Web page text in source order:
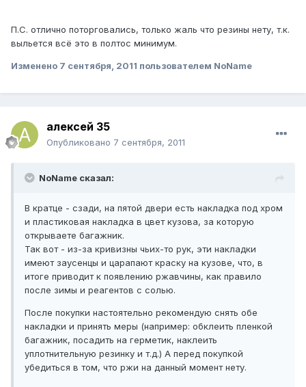
П.С. отлично поторговались, только жаль что резины нету, т.к.
выльется всё это в полтос минимум.
Изменено 7 сентября, 2011 пользователем NoName
алексей 35
Опубликовано 7 сентября, 2011
NoName сказал:
В кратце - сзади, на пятой двери есть накладка под хром
и пластиковая накладка в цвет кузова, за которую
открываете багажник.
Так вот - из-за кривизны чьих-то рук, эти накладки
имеют заусенцы и царапают краску на кузове, что, в
итоге приводит к появлению ржавчины, как правило
после зимы и реагентов с солью.
После покупки настоятельно рекомендую снять обе
накладки и принять меры (например: обклеить пленкой
багажник, посадить на герметик, наклеить
уплотнительную резинку и т.д.) А перед покупкой
убедиться в том, что ржи на данный момент нету.